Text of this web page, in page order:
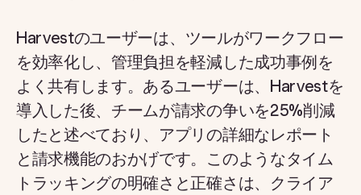
Harvestのユーザーは、ツールがワークフロー
を効率化し、管理負担を軽減した成功事例を
よく共有します。あるユーザーは、Harvestを
導入した後、チームが請求の争いを25%削減
したと述べており、アプリの詳細なレポート
と請求機能のおかげです。このようなタイム
トラッキングの明確さと正確さは、クライア